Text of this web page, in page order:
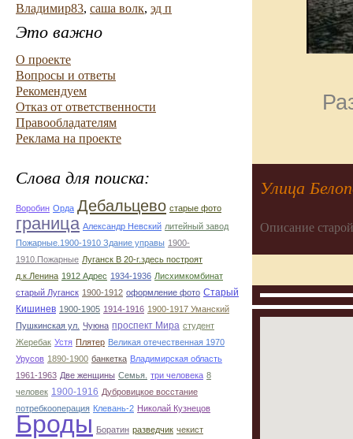
Владимир83, саша волк, эд п
Это важно
О проекте
Вопросы и ответы
Рекомендуем
Отказ от ответственности
Правообладателям
Реклама на проекте
Слова для поиска:
Воробин Орда Дебальцево старые фото
граница Александр Невский литейный завод
Пожарные.1900-1910 Здание управы 1900-
1910.Пожарные Луганск В 20-г.здесь построят
д.к.Ленина 1912 Адрес 1934-1936 Лисхимкомбинат
старый Луганск 1900-1912 оформление фото Старый
Кишинев 1900-1905 1914-1916 1900-1917 Уманский
Пушкинская ул. Чуюна проспект Мира студент
Жеребак Устя Плятер Великая отечественная 1970
Урусов 1890-1900 банкетка Владимирская область
1961-1963 Две женщины Семья. три человека 8
человек 1900-1916 Дубровицкое восстание
потребкооперация Клевань-2 Николай Кузнецов
Броды Боратин разведчик чекист
Улица
Описание